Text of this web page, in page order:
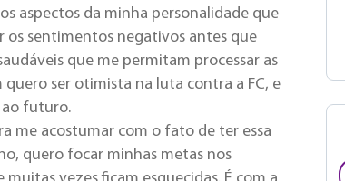
aspectos da minha personalidade que
os sentimentos negativos antes que
que me permitam processar as
quero ser otimista na luta contra a FC, e
ao futuro.
me acostumar com o fato de ter essa
quero focar minhas metas nos